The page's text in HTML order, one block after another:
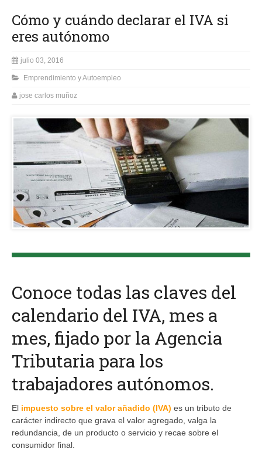
Cómo y cuándo declarar el IVA si
eres autónomo
julio 03, 2016
Emprendimiento y Autoempleo
jose carlos muñoz
Conoce todas las claves del
calendario del IVA, mes a
mes, fijado por la Agencia
Tributaria para los
trabajadores autónomos.
El impuesto sobre el valor añadido (IVA) es un tributo de
carácter indirecto que grava el valor agregado, valga la
redundancia, de un producto o servicio y recae sobre el
consumidor final.